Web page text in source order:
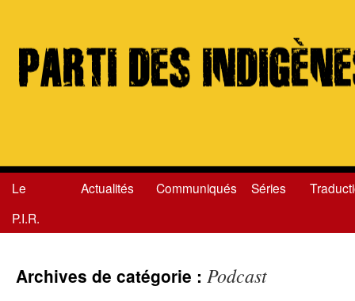
Aller
au
Le
P.I.R.
Actualités Communiqués Séries
Archives de catégorie : Podcast